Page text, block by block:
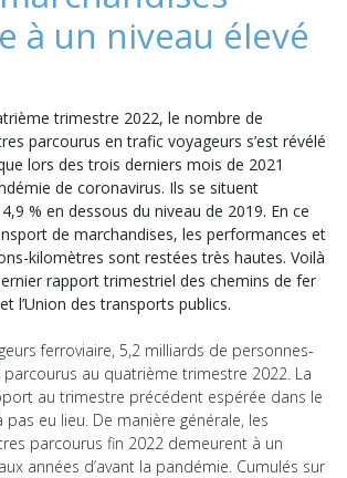
à un niveau élevé
trimestre 2022, le nombre de
parcourus en trafic voyageurs s’est révélé
lors des trois derniers mois de 2021
de coronavirus. Ils se situent
% en dessous du niveau de 2019. En ce
de marchandises, les performances et
kilomètres sont restées très hautes. Voilà
rapport trimestriel des chemins de fer
l’Union des transports publics.
ferroviaire, 5,2 milliards de personnes-
au quatrième trimestre 2022. La
au trimestre précédent espérée dans le
pas eu lieu. De manière générale, les
parcourus fin 2022 demeurent à un
années d’avant la pandémie. Cumulés sur